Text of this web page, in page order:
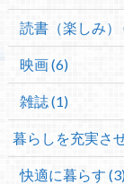
読書（楽しみ）
映画 (6)
雑誌 (1)
暮らしを充実さ
快適に暮らす